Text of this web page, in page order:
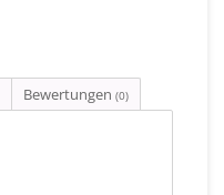
Bewertungen (0)